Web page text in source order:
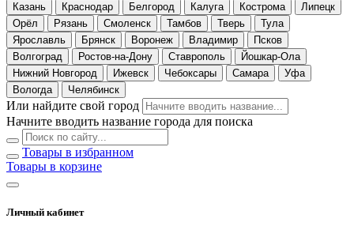
Казань
Краснодар Белгород Калуга Кострома
Липецк
Орёл
Рязань Смоленск Тамбов Тверь
Тула
Ярославль
Брянск Воронеж Владимир
Псков
Волгоград
Ростов-на-Дону Ставрополь
Йошкар-Ола
Нижний Новгород
Ижевск Чебоксары Самара
Уфа
Вологда
Челябинск
Или найдите свой город
Начните вводить название города для поиска
Товары в избранном
Товары в корзине
Личный кабинет